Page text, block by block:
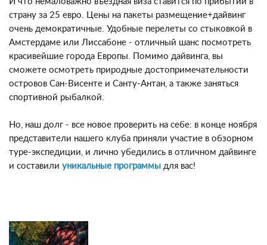
страну за 25 евро. Цены на пакеты размещение+дайвинг
очень демократичные. Удобные перелеты со стыковкой в
Амстердаме или Лиссабоне - отличный шанс посмотреть
красивейшие города Европы. Помимо дайвинга, вы
сможете осмотреть природные достопримечательности
островов Сан-Висенте и Санту-Антан, а также заняться
спортивной рыбалкой.
Но, наш долг - все новое проверить на себе: в конце ноября
представители нашего клуба приняли участие в обзорном
туре-экспедиции, и лично убедились в отличном дайвинге
и составили уникальные программы для вас!